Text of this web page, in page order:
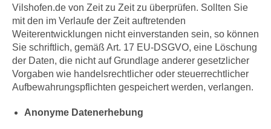
Vilshofen.de von Zeit zu Zeit zu überprüfen. Sollten Sie
mit den im Verlaufe der Zeit auftretenden
Weiterentwicklungen nicht einverstanden sein, so können
Sie schriftlich, gemäß Art. 17 EU-DSGVO, eine Löschung
der Daten, die nicht auf Grundlage anderer gesetzlicher
Vorgaben wie handelsrechtlicher oder steuerrechtlicher
Aufbewahrungspflichten gespeichert werden, verlangen.
Anonyme Datenerhebung